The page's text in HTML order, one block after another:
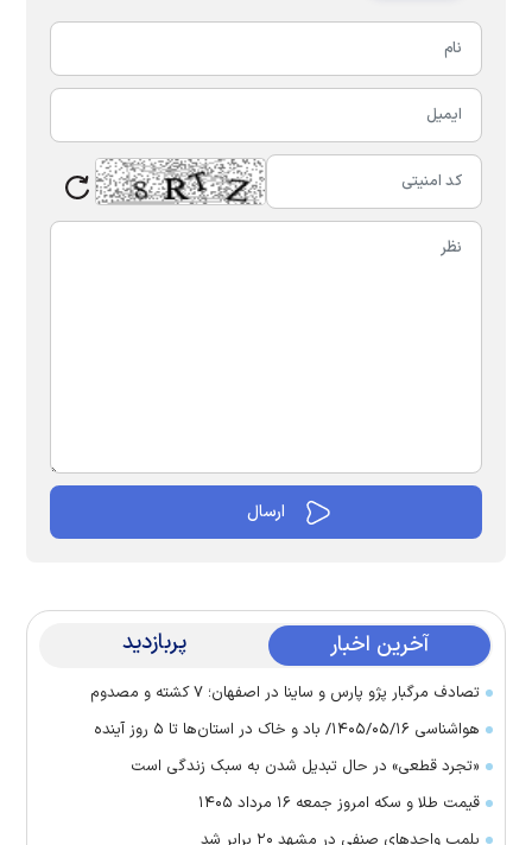
آخرین اخبار پربازدید
تصادف مرگبار پژو پارس و ساینا در اصفهان؛ ۷ کشته و مصدوم
هواشناسی ۱۴۰۵/۰۵/۱۶/ باد و خاک در استان‌ها تا ۵ روز آینده
«تجرد قطعی» در حال تبدیل شدن به سبک زندگی است
قیمت طلا و سکه امروز جمعه ۱۶ مرداد ۱۴۰۵
پلمب واحدهای صنفی در مشهد ۲۰ برابر شد